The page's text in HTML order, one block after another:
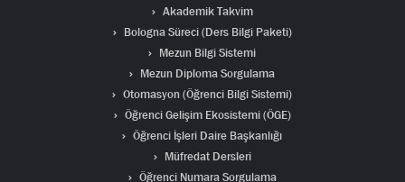
Akademik Takvim
Bologna Süreci (Ders Bilgi Paketi)
Mezun Bilgi Sistemi
Mezun Diploma Sorgulama
Otomasyon (Öğrenci Bilgi Sistemi)
Öğrenci Gelişim Ekosistemi (ÖGE)
Öğrenci İşleri Daire Başkanlığı
Müfredat Dersleri
Öğrenci Numara Sorgulama